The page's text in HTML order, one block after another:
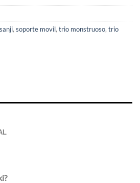
sanji, soporte movil, trio monstruoso, trio